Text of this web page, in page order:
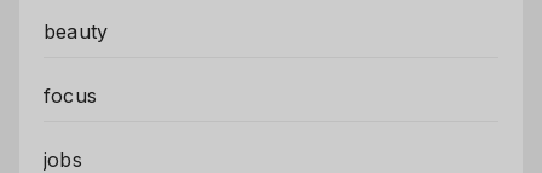
beauty
focus
jobs